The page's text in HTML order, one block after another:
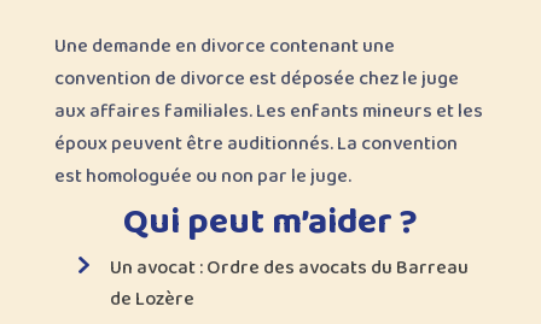
Une demande en divorce contenant une
convention de divorce est déposée chez le juge
aux affaires familiales. Les enfants mineurs et les
époux peuvent être auditionnés. La convention
est homologuée ou non par le juge.
Qui peut m’aider ?
Un avocat : Ordre des avocats du Barreau
de Lozère